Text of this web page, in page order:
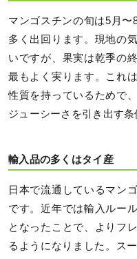
マンゴスチンの旬は5月
多く出回ります。現地の
いですが、果実は乾季の
最もよく実ります。これ
性質を持っているためで
ジューシーさを引き出す条
輸入品の多くはタイ産
日本で流通しているマン
です。近年では輸入ルー
となったことで、よりフ
るようになりました。ス